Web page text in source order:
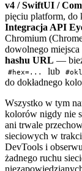
v4 / SwiftUI /
pięciu platform, do
Integracja API
Chromium
dowolnego miejsca
hashu URL —
#hex=... lub
do dokładnego
Wszystko w tym
kolorów nigdy nie
ani trwale
sieciowych w
DevTools i
żadnego ruchu